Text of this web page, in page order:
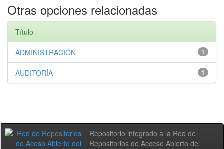
Otras opciones relacionadas
Título
1
ADMINISTRACIÓN
1
AUDITORÍA
Repositorio integrado a la Red de
Repositorios de Acceso Abierto del